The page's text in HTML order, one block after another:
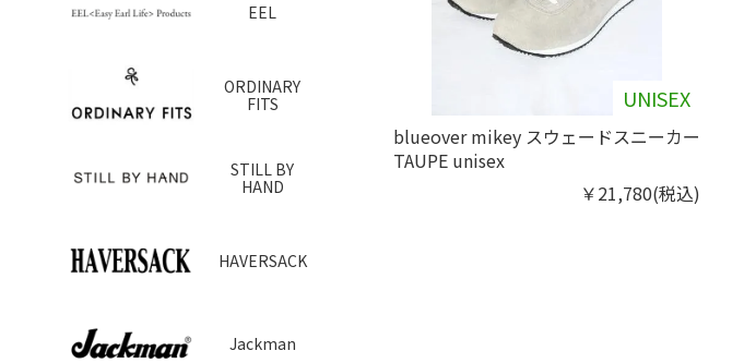
UNISEX
blueover mikey スウェードスニーカー
TAUPE unisex
￥21,780(税込)
EEL
ORDINARY
FITS
STILL BY
HAND
HAVERSACK
Jackman